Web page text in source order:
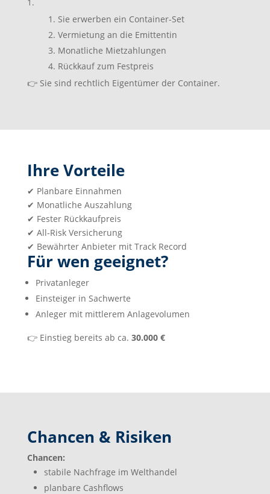
Sie erwerben ein Container-Set
Vermietung an die Emittentin
Monatliche Mietzahlungen
Rückkauf zum Festpreis
👉 Sie sind rechtlich Eigentümer der Container.
Ihre Vorteile
✔ Planbare Einnahmen
✔ Monatliche Auszahlung
✔ Fester Rückkaufpreis
✔ All-Risk Versicherung
✔ Bewährter Anbieter mit Track Record
Für wen geeignet?
Privatanleger
Einsteiger in Sachwerte
Anleger mit mittlerem Anlagevolumen
👉 Einstieg bereits ab ca. 30.000 €
Chancen & Risiken
Chancen:
stabile Nachfrage im Welthandel
planbare Cashflows